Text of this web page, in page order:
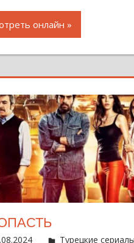
онлайн
Администратор
Турецкие